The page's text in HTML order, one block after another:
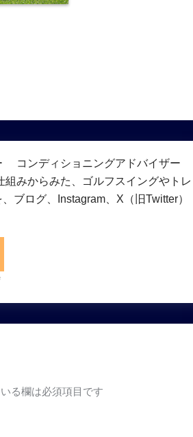
コンディショニングアドバイザー
組みからみた、ゴルフスイングやトレ
ブログ、Instagram、X（旧Twitter）
る欄は必須項目です